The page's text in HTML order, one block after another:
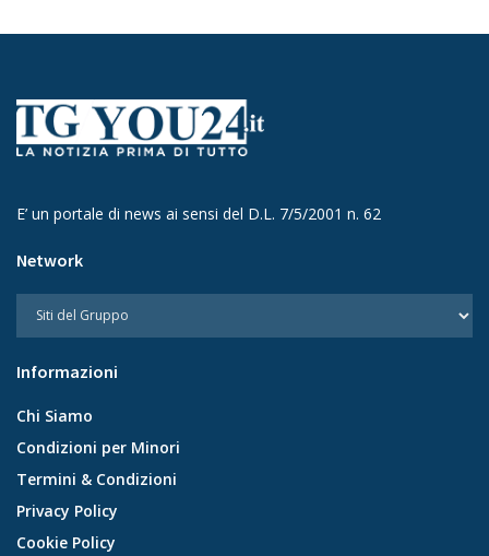
E’ un portale di news ai sensi del D.L. 7/5/2001 n. 62
Network
Informazioni
Chi Siamo
Condizioni per Minori
Termini & Condizioni
Privacy Policy
Cookie Policy